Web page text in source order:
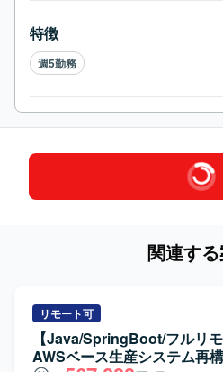
特徴
週5勤務
関連す
リモート可
【Java/SpringBoot/フルリ
AWSベース生産システム再